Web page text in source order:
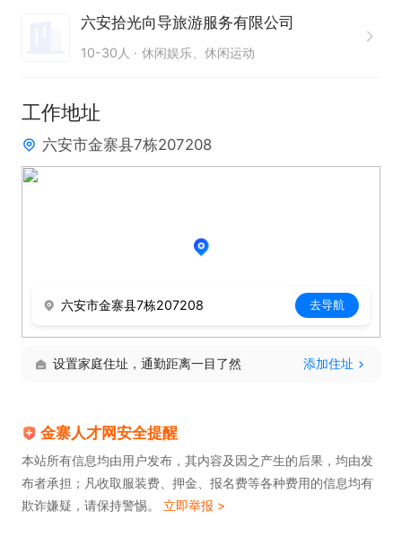
六安拾光向导旅游服务有限公司
10-30人 休闲娱乐、休闲运动
工作地址
六安市金寨县7栋207208
六安市金寨县7栋207208 去导航
设置家庭住址，通勤距离一目了然 添加住址
金寨人才网安全提醒
本站所有信息均由用户发布，其内容及因之产生的后果，均由发
布者承担；凡收取服装费、押金、报名费等各种费用的信息均有
欺诈嫌疑，请保持警惕。 立即举报 >